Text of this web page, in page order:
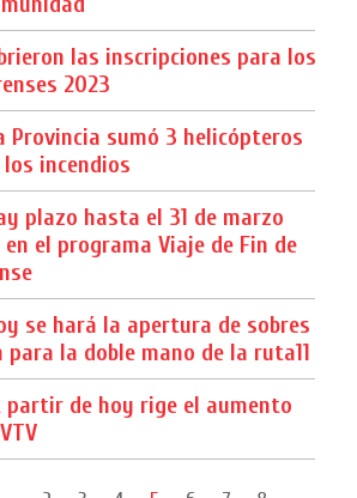
las inscripciones para los
2023
Provincia sumó 3 helicópteros
incendios
plazo hasta el 31 de marzo
el programa Viaje de Fin de
se hará la apertura de sobres
la doble mano de la ruta11
partir de hoy rige el aumento